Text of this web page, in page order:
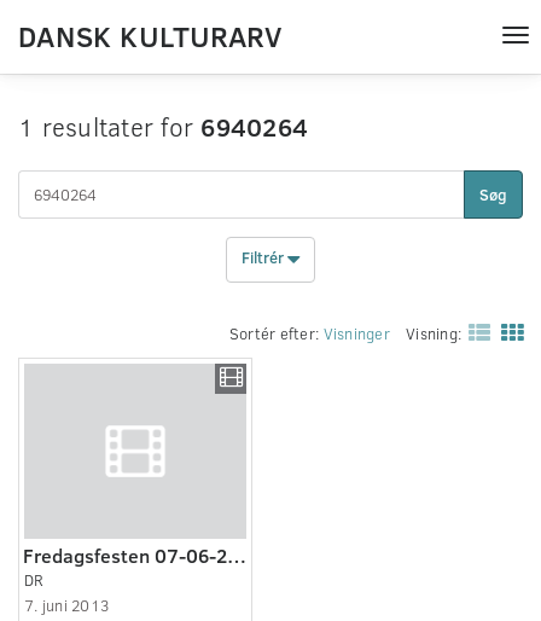
DANSK KULTURARV
1 resultater for 6940264
Søg
Filtrér
Sortér efter: Visninger Visning:
Fredagsfesten 07-06-2013
DR
7. juni 2013